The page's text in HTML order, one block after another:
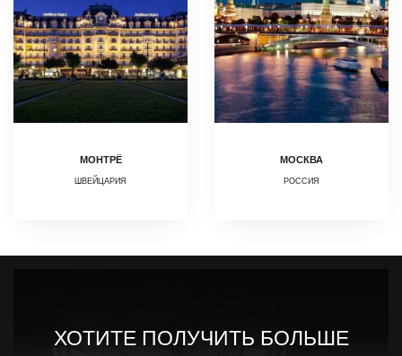
МОНТРЁ
ШВЕЙЦАРИЯ
МОСКВА
РОССИЯ
ХОТИТЕ ПОЛУЧИТЬ БОЛЬШЕ